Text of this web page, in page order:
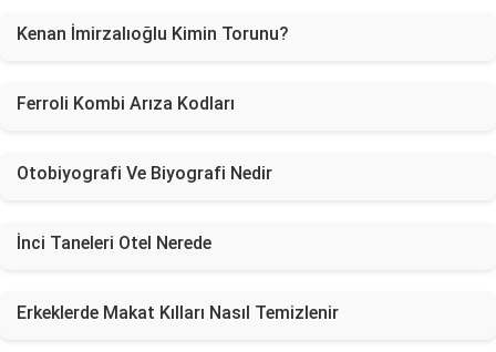
Kenan İmirzalıoğlu Kimin Torunu?
Ferroli Kombi Arıza Kodları
Otobiyografi Ve Biyografi Nedir
İnci Taneleri Otel Nerede
Erkeklerde Makat Kılları Nasıl Temizlenir